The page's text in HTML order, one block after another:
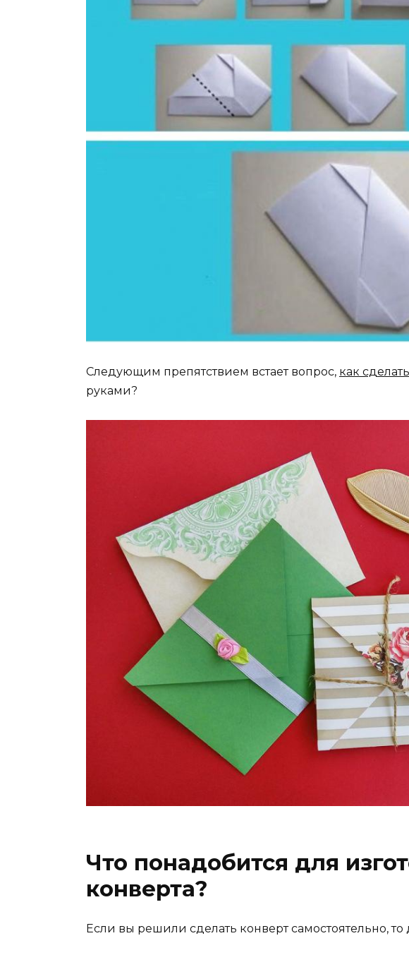
Следующим препятствием встает вопрос, как
руками?
Что понадобится для
конверта?
Если вы решили сделать конверт самостоятельно,